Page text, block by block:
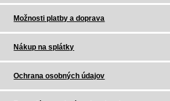
Možnosti platby a doprava
Nákup na splátky
Ochrana osobných údajov